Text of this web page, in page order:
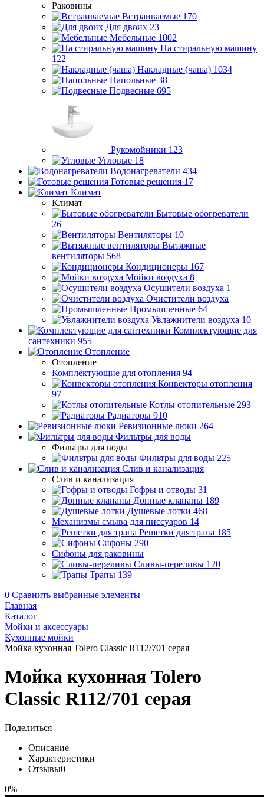
Раковины
Встраиваемые 170
Для двоих 23
Мебельные 1002
На стиральную машину
122
Накладные (чаша) 1034
Напольные 38
Подвесные 695
Рукомойники 123
Угловые 18
Водонагреватели 434
Готовые решения 17
Климат
Климат
Бытовые обогреватели
26
Вентиляторы 10
Вытяжные
вентиляторы 568
Кондиционеры 167
Мойки воздуха 8
Осушители воздуха 1
Очистители воздуха
Промышленные 64
Увлажнители воздуха 10
Комплектующие для
сантехники 955
Отопление
Отопление
Комплектующие для отопления 94
Конвекторы отопления
97
Котлы отопительные 293
Радиаторы 910
Ревизионные люки 264
Фильтры для воды
Фильтры для воды
Фильтры для воды 225
Слив и канализация
Слив и канализация
Гофры и отводы 31
Донные клапаны 189
Душевые лотки 468
Механизмы смыва для писсуаров 14
Решетки для трапа 185
Сифоны 290
Сифоны для раковины
Сливы-переливы 120
Трапы 139
0 Сравнить выбранные элементы
Главная
Каталог
Мойки и аксессуары
Кухонные мойки
Мойка кухонная Tolero Classic R112/701 cерая
Мойка кухонная Tolero
Classic R112/701 cерая
Поделиться
Описание
Характеристики
Отзывы0
0%